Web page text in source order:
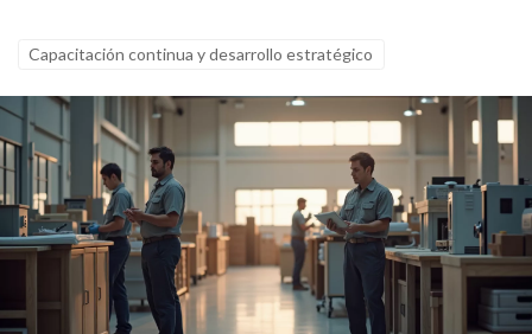
Capacitación continua y desarrollo estratégico